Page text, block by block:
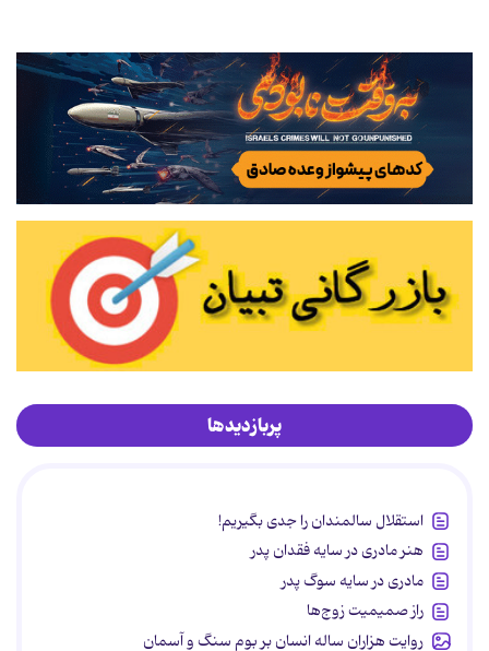
پربازدیدها
استقلال سالمندان را جدی بگیریم!
هنر مادری در سایه‌ فقدان پدر
مادری در سایه سوگ پدر
راز صمیمیت زوج‌ها
روایت هزاران ساله انسان بر بوم سنگ و آسمان